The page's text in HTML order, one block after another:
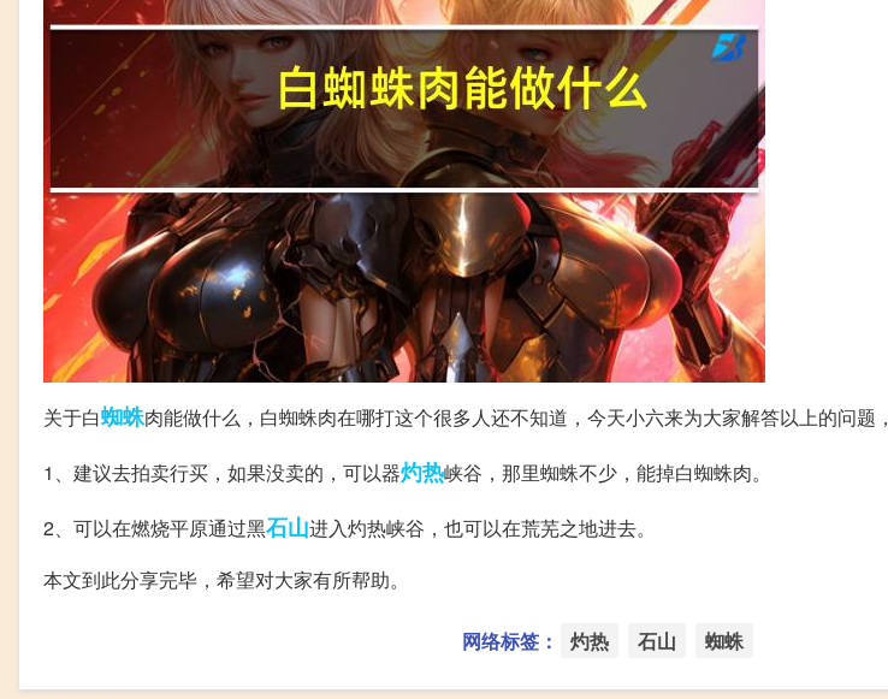
关于白蜘蛛肉能做什么，白蜘蛛肉在哪打这个很多人还不知道，今天小六来为大家解答以上的问题
1、建议去拍卖行买，如果没卖的，可以器灼热峡谷，那里蜘蛛不少，能掉白蜘蛛肉。
2、可以在燃烧平原通过黑石山进入灼热峡谷，也可以在荒芜之地进去。
本文到此分享完毕，希望对大家有所帮助。
网络标签： 灼热 石山 蜘蛛